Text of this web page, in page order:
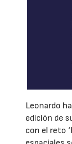
Leonardo
edición de
con el reto